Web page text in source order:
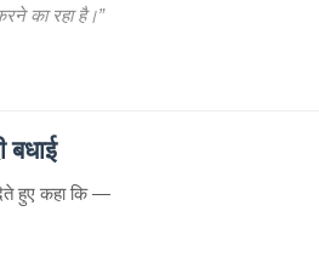
का रहा है।”
बधाई
हुए कहा कि —